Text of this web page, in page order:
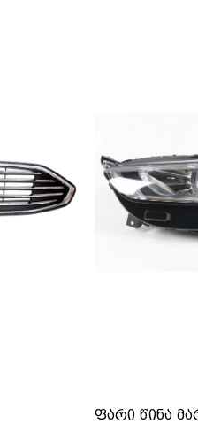
ფარი წინა